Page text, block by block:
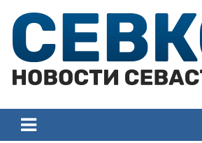
content
Севастополя
Севастополя